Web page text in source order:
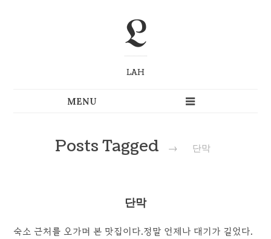
L
LAH
Posts Tagged → 단막
단막
숙소 근처를 오가며 본 맛집이다.정말 언제나 대기가 길었다.